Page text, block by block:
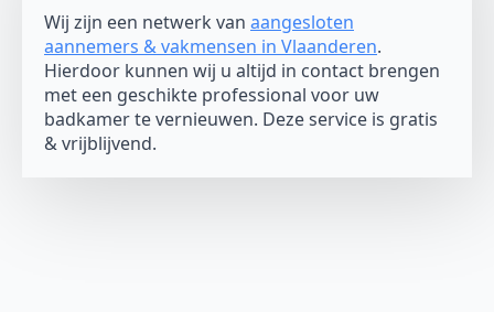
Wij zijn een netwerk van aangesloten
aannemers & vakmensen in Vlaanderen.
Hierdoor kunnen wij u altijd in contact brengen
met een geschikte professional voor uw
badkamer te vernieuwen. Deze service is gratis
& vrijblijvend.